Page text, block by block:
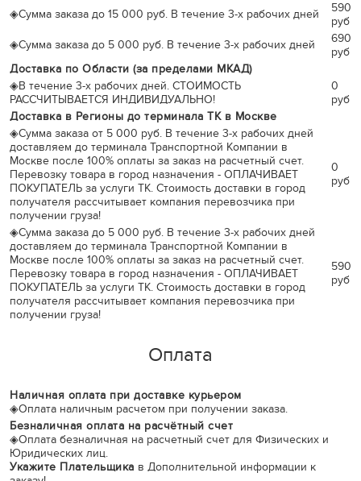
◈Сумма заказа до 15 000 руб. В течение 3-х рабочих дней
590
руб
◈Сумма заказа до 5 000 руб. В течение 3-х рабочих дней
690
руб
Доставка по Области (за пределами МКАД)
◈В течение 3-х рабочих дней. СТОИМОСТЬ
РАССЧИТЫВАЕТСЯ ИНДИВИДУАЛЬНО!
0
руб
Доставка в Регионы до терминала ТК в Москве
◈Сумма заказа от 5 000 руб. В течение 3-х рабочих дней
доставляем до терминала Транспортной Компании в
Москве после 100% оплаты за заказ на расчетный счет.
Перевозку товара в город назначения - ОПЛАЧИВАЕТ
ПОКУПАТЕЛЬ за услуги ТК. Стоимость доставки в город
получателя рассчитывает компания перевозчика при
получении груза!
0
руб
◈Сумма заказа до 5 000 руб. В течение 3-х рабочих дней
доставляем до терминала Транспортной Компании в
Москве после 100% оплаты за заказ на расчетный счет.
Перевозку товара в город назначения - ОПЛАЧИВАЕТ
ПОКУПАТЕЛЬ за услуги ТК. Стоимость доставки в город
получателя рассчитывает компания перевозчика при
получении груза!
590
руб
Оплата
Наличная оплата при доставке курьером
◈Оплата наличным расчетом при получении заказа.
Безналичная оплата на расчётный счет
◈Оплата безналичная на расчетный счет для Физических и
Юридических лиц.
Укажите Плательщика в Дополнительной информации к